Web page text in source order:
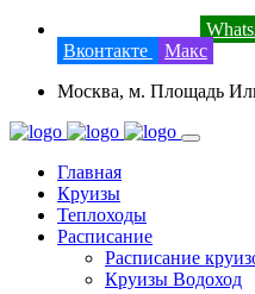
Вконтакте
Макс
Москва, м. Площадь
Главная
Круизы
Теплоходы
Расписание
Расписание
Круизы Водоход